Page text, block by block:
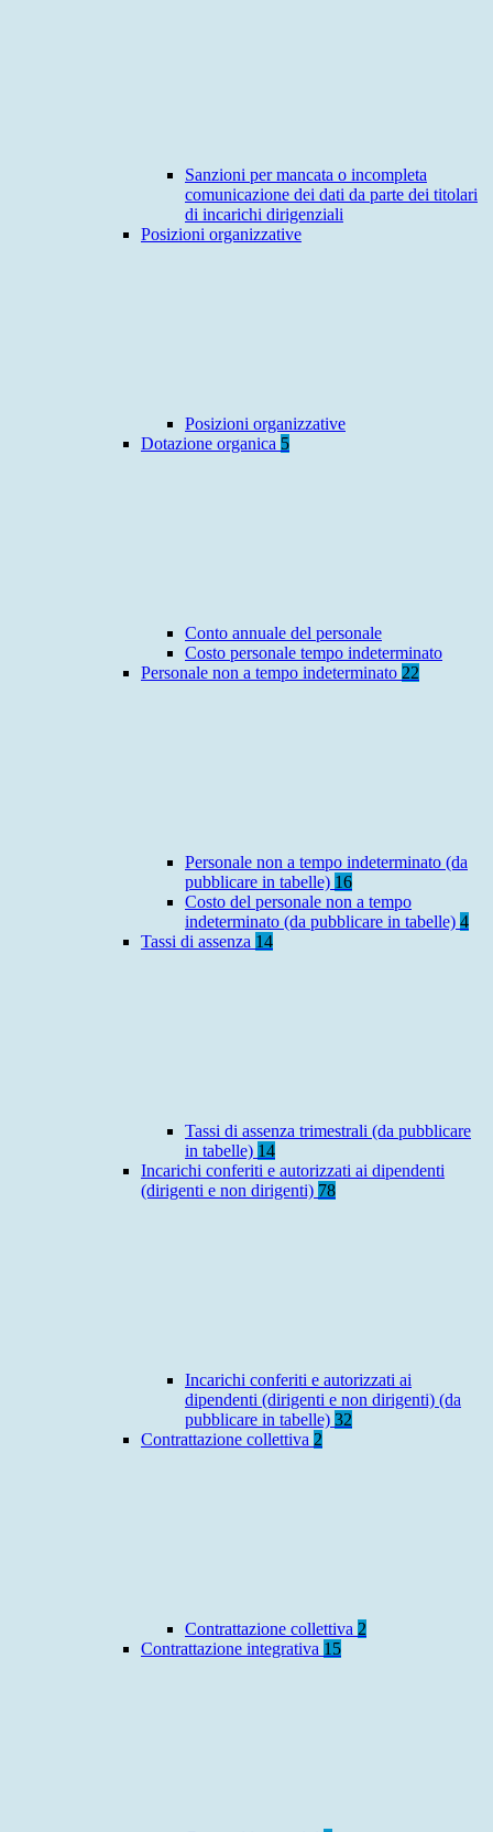
Sanzioni per mancata o incompleta
comunicazione dei dati da parte dei titolari
di incarichi dirigenziali
Posizioni organizzative
Posizioni organizzative
Dotazione organica 5
Conto annuale del personale
Costo personale tempo indeterminato
Personale non a tempo indeterminato 22
Personale non a tempo indeterminato (da
pubblicare in tabelle) 16
Costo del personale non a tempo
indeterminato (da pubblicare in tabelle) 4
Tassi di assenza 14
Tassi di assenza trimestrali (da pubblicare
in tabelle) 14
Incarichi conferiti e autorizzati ai dipendenti
(dirigenti e non dirigenti) 78
Incarichi conferiti e autorizzati ai
dipendenti (dirigenti e non dirigenti) (da
pubblicare in tabelle) 32
Contrattazione collettiva 2
Contrattazione collettiva 2
Contrattazione integrativa 15